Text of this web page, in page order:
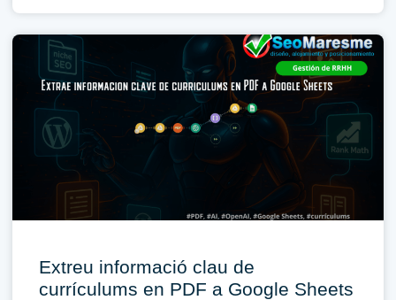
Extreu informació clau de
currículums en PDF a Google Sheets